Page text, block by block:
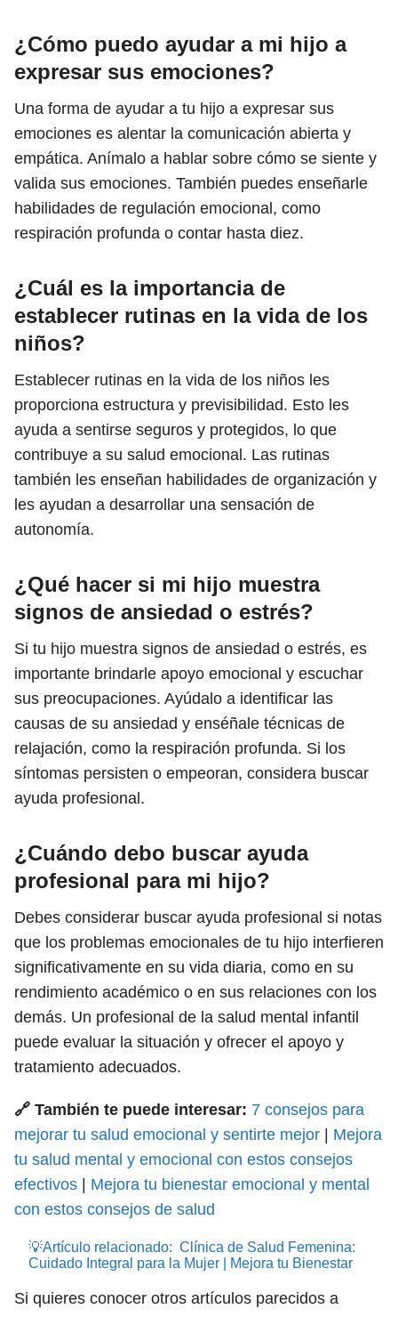
¿Cómo puedo ayudar a mi hijo a
expresar sus emociones?
Una forma de ayudar a tu hijo a expresar sus
emociones es alentar la comunicación abierta y
empática. Anímalo a hablar sobre cómo se siente y
valida sus emociones. También puedes enseñarle
habilidades de regulación emocional, como
respiración profunda o contar hasta diez.
¿Cuál es la importancia de
establecer rutinas en la vida de los
niños?
Establecer rutinas en la vida de los niños les
proporciona estructura y previsibilidad. Esto les
ayuda a sentirse seguros y protegidos, lo que
contribuye a su salud emocional. Las rutinas
también les enseñan habilidades de organización y
les ayudan a desarrollar una sensación de
autonomía.
¿Qué hacer si mi hijo muestra
signos de ansiedad o estrés?
Si tu hijo muestra signos de ansiedad o estrés, es
importante brindarle apoyo emocional y escuchar
sus preocupaciones. Ayúdalo a identificar las
causas de su ansiedad y enséñale técnicas de
relajación, como la respiración profunda. Si los
síntomas persisten o empeoran, considera buscar
ayuda profesional.
¿Cuándo debo buscar ayuda
profesional para mi hijo?
Debes considerar buscar ayuda profesional si notas
que los problemas emocionales de tu hijo interfieren
significativamente en su vida diaria, como en su
rendimiento académico o en sus relaciones con los
demás. Un profesional de la salud mental infantil
puede evaluar la situación y ofrecer el apoyo y
tratamiento adecuados.
🔗 También te puede interesar: 7 consejos para
mejorar tu salud emocional y sentirte mejor
Mejora
tu salud mental y emocional con estos consejos
efectivos
Mejora tu bienestar emocional y mental
con estos consejos de salud
💡Artículo relacionado: Clínica de Salud Femenina:
Cuidado Integral para la Mujer | Mejora tu Bienestar
Si quieres conocer otros artículos parecidos a